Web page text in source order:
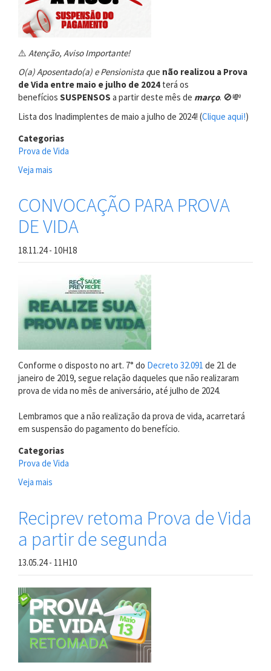
⚠️ Atenção, Aviso Importante!
O(a) Aposentado(a) e Pensionista que não realizou a Prova
de Vida entre maio e julho de 2024 terá os
benefícios SUSPENSOS a partir deste mês de março. 🚫💸
Lista dos Inadimplentes de maio a julho de 2024! (Clique aqui!)
Categorias
Prova de Vida
Veja mais
Bloqueio!
CONVOCAÇÃO PARA PROVA
DE VIDA
18.11.24 - 10H18
Conforme o disposto no art. 7° do Decreto 32.091 de 21 de
janeiro de 2019, segue relação daqueles que não realizaram
prova de vida no mês de aniversário, até julho de 2024.
Lembramos que a não realização da prova de vida, acarretará
em suspensão do pagamento do benefício.
Categorias
Prova de Vida
Veja mais
PROVA
DE
VIDA
Reciprev retoma Prova de Vida
a partir de segunda
13.05.24 - 11H10